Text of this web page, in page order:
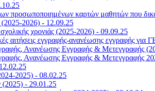
προσωποποιημένων καρτών μαθητών που
2026) - 12.09.25
χρονιάς (2025-2026) - 09.09.25
αιτήσεις εγγραφής-ανανέωσης
Ανανέωσης Εγγραφής & Μετεγγραφής
Ανανέωσης Εγγραφής & Μετεγγραφής
2025) - 08.02.25
(2025) - 29.01.25